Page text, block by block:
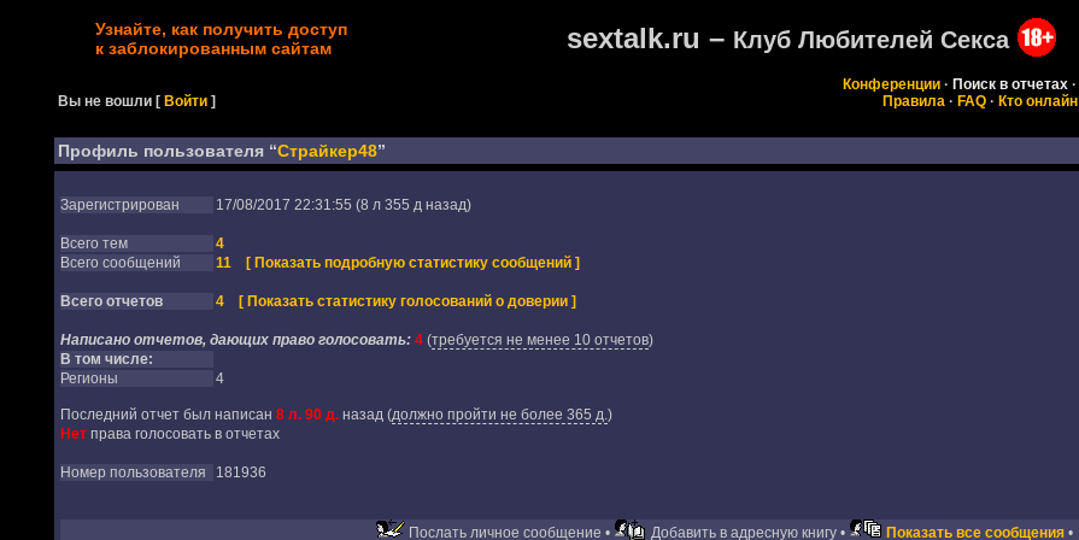
Узнайте, как получить доступ
к заблокированным сайтам
sextalk.ru – Клуб Любителей Секса
Вы не вошли [Войти ]
Конференции· Поиск в отчетах·
Правила · FAQ · Кто онлайн
Профиль пользователя “Страйкер48”
Зарегистрирован 17/08/2017 22:31:55 (8 л 355 д назад)
Всего тем
4
Всего сообщений
11 [ Показать подробную статистику сообщений ]
Всего отчетов 4 [ Показать статистику голосований о доверии ]
Написано отчетов, дающих право голосовать: 4(требуется не менее 10 отчетов)
В том числе:
Регионы
4
Последний отчет был написан 8 л. 90 д.назад(должно пройти не более 365 д.)
Нетправа голосовать в отчетах
Номер пользователя 181936
Послать личное сообщение • Добавить в адресную книгу • Показать все сообщения•